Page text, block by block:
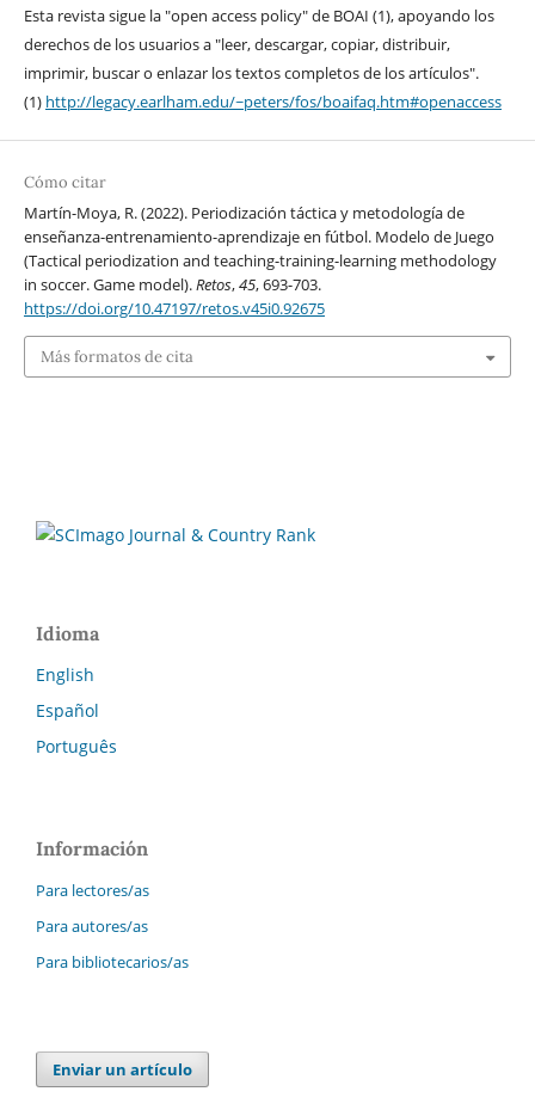
Esta revista sigue la "open access policy" de BOAI (1), apoyando los
derechos de los usuarios a "leer, descargar, copiar, distribuir,
imprimir, buscar o enlazar los textos completos de los artículos".
(1) http://legacy.earlham.edu/~peters/fos/boaifaq.htm#openaccess
Cómo citar
Martín-Moya, R. (2022). Periodización táctica y metodología de
enseñanza-entrenamiento-aprendizaje en fútbol. Modelo de Juego
(Tactical periodization and teaching-training-learning methodology
in soccer. Game model).Retos,45, 693-703.
https://doi.org/10.47197/retos.v45i0.92675
Más formatos de cita
Idioma
English
Español
Português
Información
Para lectores/as
Para autores/as
Para bibliotecarios/as
Enviar un artículo